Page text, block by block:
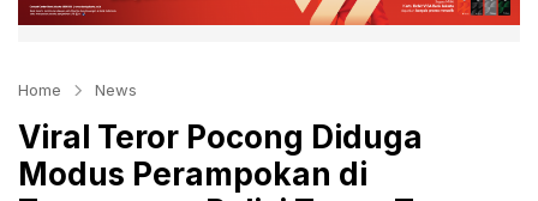
Home News
Viral Teror Pocong Diduga
Modus Perampokan di